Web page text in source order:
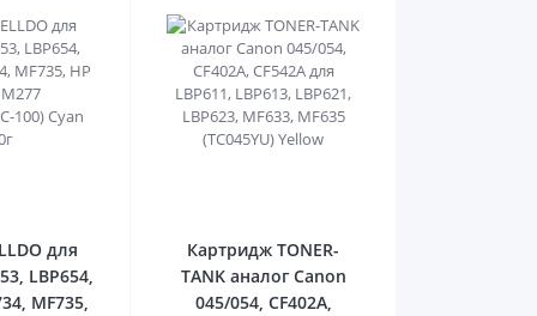
для
LBP654,
MF735,
Картридж TONER-
TANK аналог Canon
045/054, CF402A,